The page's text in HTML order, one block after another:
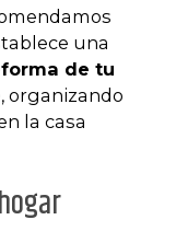
una
de tu
organizando
la casa